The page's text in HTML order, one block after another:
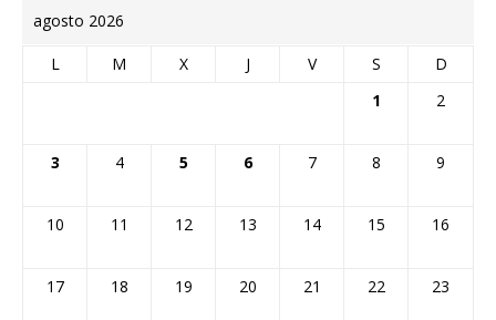
agosto 2026
L M X J V S
D
1
2
3 4 5 6 7 8 9
10 11 12 13 14 15 16
17 18 19 20 21 22 23